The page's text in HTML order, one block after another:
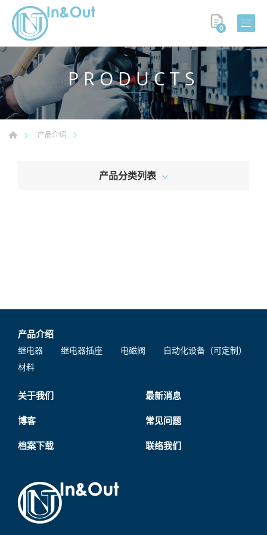
0
PRODUCTS
产品介绍
产品分类列表
产品介绍
继电器 继电器插座 电磁阀
自动化设备（可定制）
材料
关于我们 最新消息
博客 常见问题
档案下载 联络我们